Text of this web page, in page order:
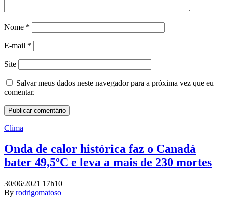
Nome *
E-mail *
Site
Salvar meus dados neste navegador para a próxima vez que eu
comentar.
Clima
Onda de calor histórica faz o Canadá
bater 49,5ºC e leva a mais de 230 mortes
30/06/2021 17h10
By rodrigomatoso